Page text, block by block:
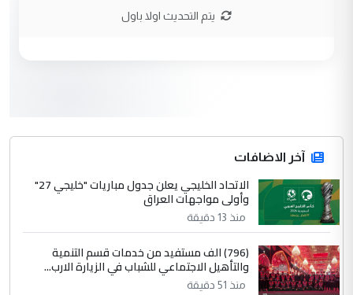
جنسية الرافد الثالث للعراق ومن اصول عريقة
ابا فرات ...
الموضوع :
الجواهري يرد على صدام حسين سل
مضجعيك يابن الزنا (نص كامل)
سردار
التعليق : واحد من عصابة علي ماما يسقط
جنسية الرافد الثالث للعراق ومن اصول عريقة
يتم التحديث اولا باول
آخر الاضافات
الاتحاد الخليجي يعلن جدول مباريات "خليجي 27"
وأولى مواجهات العراق
منذ 13 دقيقة
(796) الف مستفيد من خدمات قسم التنمية
والتأهيل الاجتماعي للشباب في الزيارة الارب...
منذ 51 دقيقة